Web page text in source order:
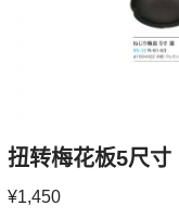
扭转梅花板5尺寸
¥1,450